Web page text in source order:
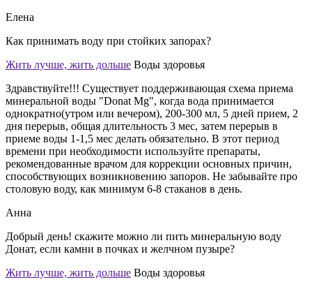
Елена
Как принимать воду при стойких запорах?
Жить лучше, жить дольше Воды здоровья
Здравствуйте!!! Существует поддерживающая схема приема
минеральной воды "Donat Mg", когда вода принимается
однократно(утром или вечером), 200-300 мл, 5 дней прием, 2
дня перерыв, общая длительность 3 мес, затем перерыв в
приеме воды 1-1,5 мес делать обязательно. В этот период
времени при необходимости используйте препараты,
рекомендованные врачом для коррекции основных причин,
способствующих возникновению запоров. Не забывайте про
столовую воду, как минимум 6-8 стаканов в день.
Анна
Добрый день! скажите можно ли пить минеральную воду
Донат, если камни в почках и желчном пузыре?
Жить лучше, жить дольше Воды здоровья